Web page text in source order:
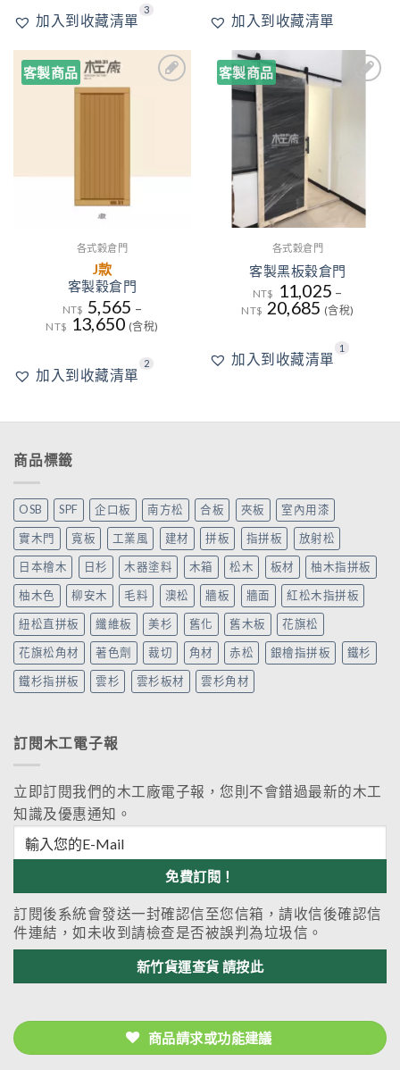
加入到收藏清單
3
加入到收藏清單
客製商品
加入
2
各式穀倉門
J款
客製穀倉門
NT$ 5,565 –
NT$ 13,650 (含稅)
加入到收藏清單
2
客製商品
加入
1
各式穀倉門
客製黑板穀倉門
NT$ 11,025 –
NT$ 20,685 (含稅)
加入到收藏清單
1
商品標籤
OSB SPF 企口板 南方松 合板 夾板 室內用漆
實木門 寬板 工業風 建材 拼板 指拼板 放射松
日本檜木 日杉 木器塗料 木箱 松木 板材 柚木指拼板
柚木色 柳安木 毛料 澳松 牆板 牆面 紅松木指拼板
紐松直拼板 纖維板 美杉 舊化 舊木板 花旗松
花旗松角材 著色劑 裁切 角材 赤松 銀檜指拼板 鐵杉
鐵杉指拼板 雲杉 雲杉板材 雲杉角材
訂閱木工電子報
立即訂閱我們的木工廠電子報，您則不會錯過最新的木工
知識及優惠通知。
訂閱後系統會發送一封確認信至您信箱，請收信後確認信
件連結，如未收到請檢查是否被誤判為垃圾信。
新竹貨運查貨 請按此
商品請求或功能建議